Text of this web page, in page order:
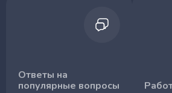
Ответы на
популярные вопросы